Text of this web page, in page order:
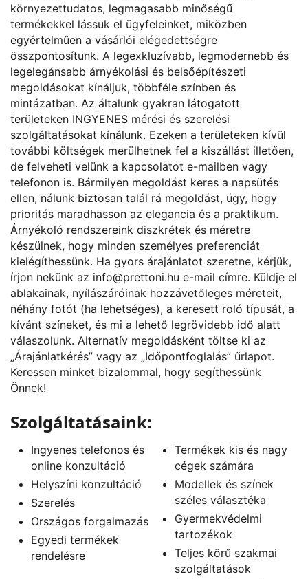
környezettudatos, legmagasabb minőségű
termékekkel lássuk el ügyfeleinket, miközben
egyértelműen a vásárlói elégedettségre
összpontosítunk. A legexkluzívabb, legmodernebb és
legelegánsabb árnyékolási és belsőépítészeti
megoldásokat kínáljuk, többféle színben és
mintázatban. Az általunk gyakran látogatott
területeken INGYENES mérési és szerelési
szolgáltatásokat kínálunk. Ezeken a területeken kívül
további költségek merülhetnek fel a kiszállást illetően,
de felveheti velünk a kapcsolatot e-mailben vagy
telefonon is. Bármilyen megoldást keres a napsütés
ellen, nálunk biztosan talál rá megoldást, úgy, hogy
prioritás maradhasson az elegancia és a praktikum.
Árnyékoló rendszereink diszkrétek és méretre
készülnek, hogy minden személyes preferenciát
kielégíthessünk. Ha gyors árajánlatot szeretne, kérjük,
írjon nekünk az info@prettoni.hu e-mail címre. Küldje el
ablakainak, nyílászáróinak hozzávetőleges méreteit,
néhány fotót (ha lehetséges), a keresett roló típusát, a
kívánt színeket, és mi a lehető legrövidebb idő alatt
válaszolunk. Alternatív megoldásként töltse ki az
„Árajánlatkérés” vagy az „Időpontfoglalás” űrlapot.
Keressen minket bizalommal, hogy segíthessünk
Önnek!
Szolgáltatásaink:
Ingyenes telefonos és
online konzultáció
Helyszíni konzultáció
Szerelés
Országos forgalmazás
Egyedi termékek
rendelésre
Termékek kis és nagy
cégek számára
Modellek és színek
széles választéka
Gyermekvédelmi
tartozékok
Teljes körű szakmai
szolgáltatások